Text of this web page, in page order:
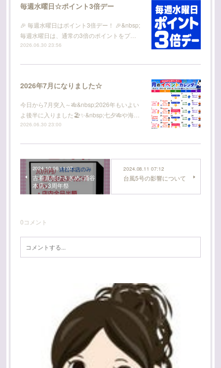
毎週水曜日☆ポイント3倍デー
🎉 毎週水曜日はポイント3倍デー！ 🎉&nbsp;
毎週水曜日は、通常の3倍のポイントをプ…
2026.06.30 23:56
2026年7月になりました☆
今日から7月突入～🎋&nbsp;2026年もいよい
よ後半に入りました🏖️✨&nbsp;七夕🎋や海…
2026.06.30 23:00
2024.10.06 11:07
古着直売ひさぎめ<涌谷
本店>3周年祭
2024.08.11 07:12
台風5号の影響について
0コメント